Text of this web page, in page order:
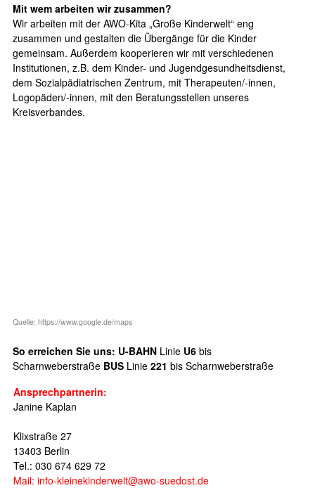
Mit wem arbeiten wir zusammen?
Wir arbeiten mit der AWO-Kita „Große Kinderwelt“ eng
zusammen und gestalten die Übergänge für die Kinder
gemeinsam. Außerdem kooperieren wir mit verschiedenen
Institutionen, z.B. dem Kinder- und Jugendgesundheitsdienst,
dem Sozialpädiatrischen Zentrum, mit Therapeuten/-innen,
Logopäden/-innen, mit den Beratungsstellen unseres
Kreisverbandes.
Quelle: https://www.google.de/maps
So erreichen Sie uns: U-BAHN Linie U6 bis
Scharnweberstraße BUS Linie221 bis Scharnweberstraße
Ansprechpartnerin:
Janine Kaplan
Klixstraße 27
13403 Berlin
Tel.: 030 674 629 72
Mail: info-kleinekinderwelt@awo-suedost.de